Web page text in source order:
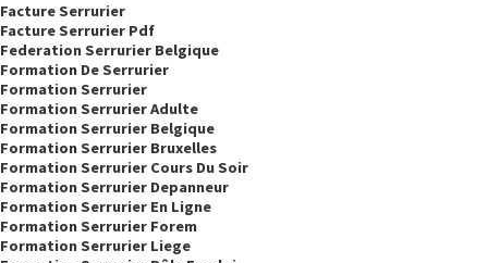
Facture Serrurier
Facture Serrurier Pdf
Federation Serrurier Belgique
Formation De Serrurier
Formation Serrurier
Formation Serrurier Adulte
Formation Serrurier Belgique
Formation Serrurier Bruxelles
Formation Serrurier Cours Du Soir
Formation Serrurier Depanneur
Formation Serrurier En Ligne
Formation Serrurier Forem
Formation Serrurier Liege